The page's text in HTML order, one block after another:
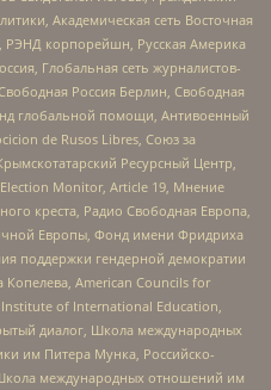
Академическая сеть Восточная
РЭНД корпорейшн, Русская Америка
Глобальная сеть журналистов-
Россия Берлин, Свободная
глобальной помощи, Антивоенный
de Rusos Libres, Союз за
Ресурсный Центр,
Monitor, Article 19, Мнение
креста, Радио Свободная Европа,
Европы, Фонд имени Фридриха
поддержки гендерной демократии
American Councils for
of International Education,
диалог, Школа международных
им Питера Мунка, Российско-
международных отношений им